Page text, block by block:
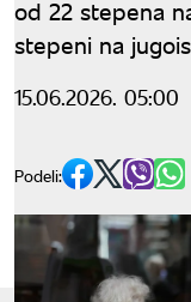
od 22 stepena
stepeni na
15.06.2026. 05:00
Podeli: